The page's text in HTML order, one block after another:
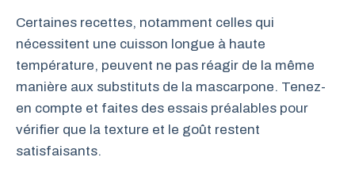
Certaines recettes, notamment celles qui
nécessitent une cuisson longue à haute
température, peuvent ne pas réagir de la même
manière aux substituts de la mascarpone. Tenez-
en compte et faites des essais préalables pour
vérifier que la texture et le goût restent
satisfaisants.